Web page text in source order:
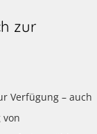
zur
Verfügung – auch